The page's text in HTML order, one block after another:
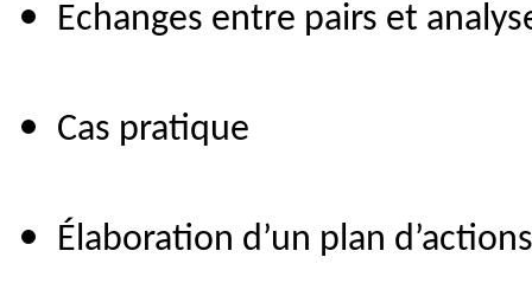
Echanges entre pairs et
Cas pratique
Élaboration d’un plan